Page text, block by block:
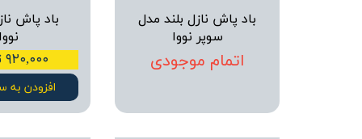
باد پاش نازل بلند مدل
سوپر نووا
اتمام موجودی
باد پاش
نووا
۹۲۰,۰۰۰ تومان
افزودن به